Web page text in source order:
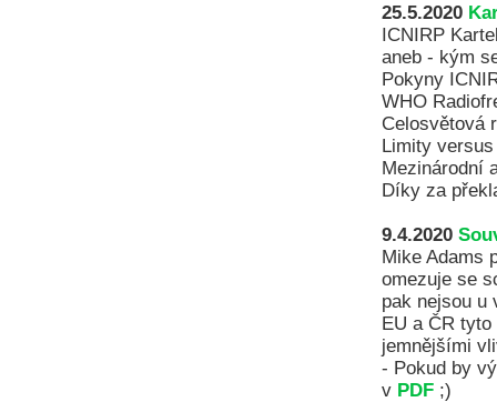
25.5.2020
ICNIRP
aneb - kým
Pokyny
WHO
Celosvětová
Limity
Mezinárodní
Díky za
9.4.2020
Mike Adams
omezuje se
pak nejsou u
EU a ČR
jemnějšími
- Pokud by
v PDF ;)